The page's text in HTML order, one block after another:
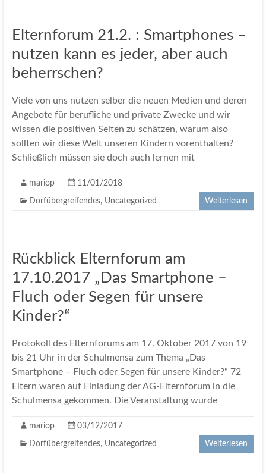
Elternforum 21.2. : Smartphones –
nutzen kann es jeder, aber auch
beherrschen?
Viele von uns nutzen selber die neuen Medien und deren
Angebote für berufliche und private Zwecke und wir
wissen die positiven Seiten zu schätzen, warum also
sollten wir diese Welt unseren Kindern vorenthalten?
Schließlich müssen sie doch auch lernen mit
mariop 11/01/2018
Dorfübergreifendes, Uncategorized Weiterlesen
Rückblick Elternforum am
17.10.2017 „Das Smartphone –
Fluch oder Segen für unsere
Kinder?“
Protokoll des Elternforums am 17. Oktober 2017 von 19
bis 21 Uhr in der Schulmensa zum Thema „Das
Smartphone – Fluch oder Segen für unsere Kinder?“ 72
Eltern waren auf Einladung der AG-Elternforum in die
Schulmensa gekommen. Die Veranstaltung wurde
mariop 03/12/2017
Dorfübergreifendes, Uncategorized Weiterlesen